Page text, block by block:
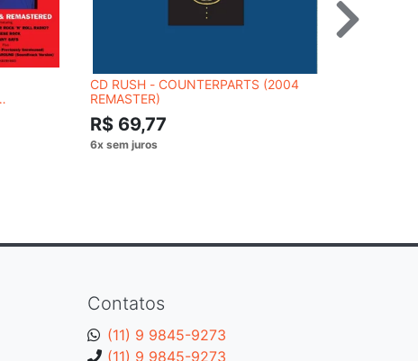
CD RUSH - COUNTERPARTS (2004
REMASTER)
R$ 69,77
Contatos
(11) 9 9845-9273
(11) 9 9845-9273